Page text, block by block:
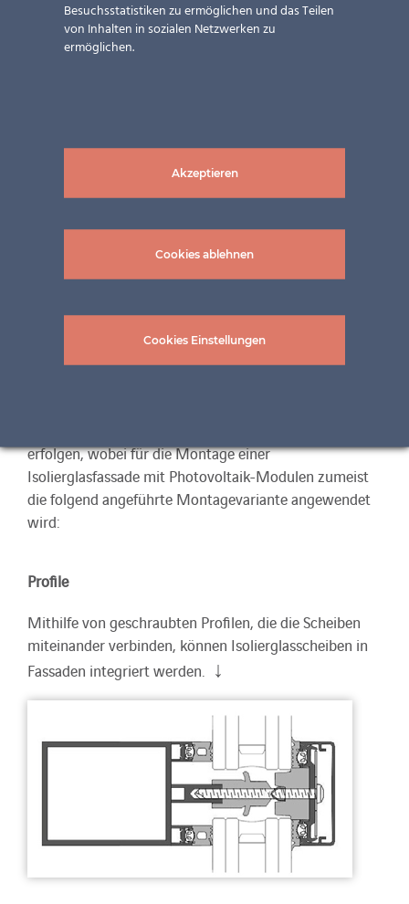
Informationen zur
Installation
erfolgen, wobei für die Montage einer
Isolierglasfassade mit Photovoltaik-Modulen zumeist
die folgend angeführte Montagevariante angewendet
wird:
Profile
Mithilfe von geschraubten Profilen, die die Scheiben
miteinander verbinden, können Isolierglasscheiben in
Fassaden integriert werden. ↓
Besuchsstatistiken zu ermöglichen und das Teilen
von Inhalten in sozialen Netzwerken zu
ermöglichen.
Akzeptieren
Cookies ablehnen
Cookies Einstellungen